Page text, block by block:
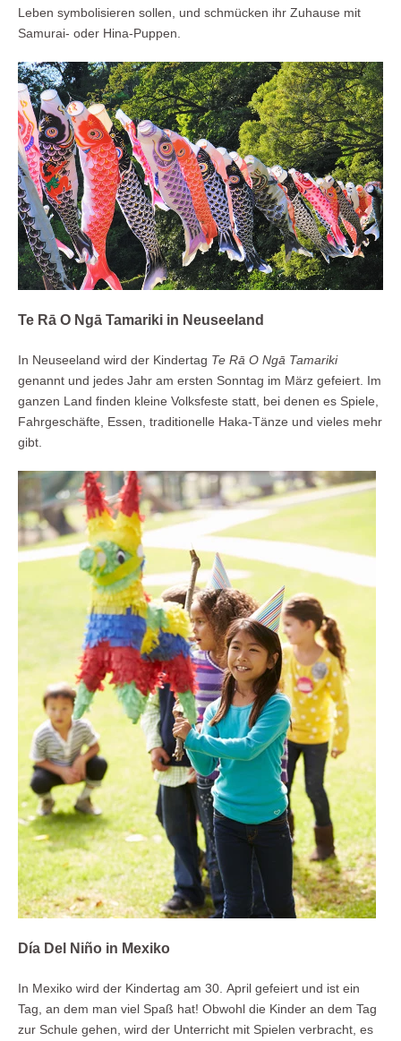
Leben symbolisieren sollen, und schmücken ihr Zuhause mit
Samurai- oder Hina-Puppen.
Te Rā O Ngā Tamariki in Neuseeland
In Neuseeland wird der Kindertag Te Rā O Ngā Tamariki
genannt und jedes Jahr am ersten Sonntag im März gefeiert. Im
ganzen Land finden kleine Volksfeste statt, bei denen es Spiele,
Fahrgeschäfte, Essen, traditionelle Haka-Tänze und vieles mehr
gibt.
Día Del Niño in Mexiko
In Mexiko wird der Kindertag am 30. April gefeiert und ist ein
Tag, an dem man viel Spaß hat! Obwohl die Kinder an dem Tag
zur Schule gehen, wird der Unterricht mit Spielen verbracht, es